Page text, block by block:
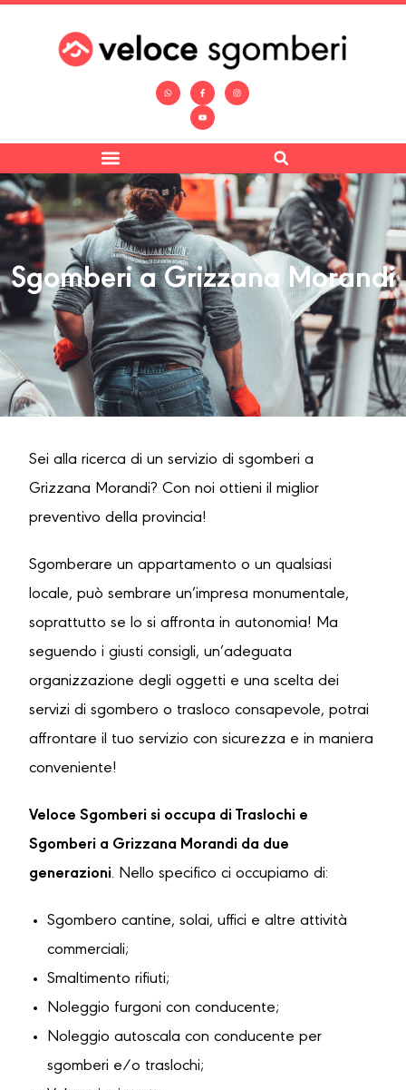
Sgomberi a Grizzana Morandi
Sei alla ricerca di un servizio di sgomberi a
Grizzana Morandi? Con noi ottieni il miglior
preventivo della provincia!
Sgomberare un appartamento o un qualsiasi
locale, può sembrare un’impresa monumentale,
soprattutto se lo si affronta in autonomia! Ma
seguendo i giusti consigli, un’adeguata
organizzazione degli oggetti e una scelta dei
servizi di sgombero o trasloco consapevole, potrai
affrontare il tuo servizio con sicurezza e in maniera
conveniente!
Veloce Sgomberi si occupa di Traslochi e
Sgomberi a Grizzana Morandi da due
generazioni. Nello specifico ci occupiamo di:
Sgombero cantine, solai, uffici e altre attività
commerciali;
Smaltimento rifiuti;
Noleggio furgoni con conducente;
Noleggio autoscala con conducente per
sgomberi e/o traslochi;